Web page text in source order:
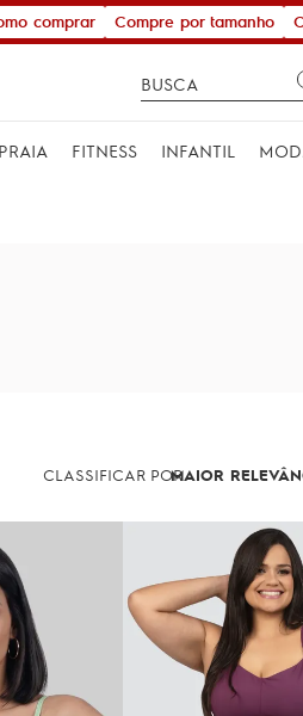
comprar Compre por tamanho
PRAIA FITNESS INFANTIL
CLASSIFICAR PORMAIOR